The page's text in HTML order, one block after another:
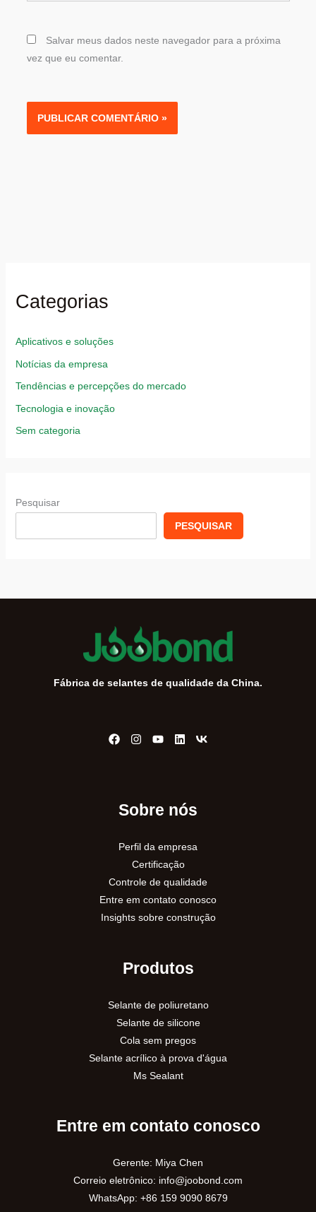
Categorias
Aplicativos e soluções
Notícias da empresa
Tendências e percepções do mercado
Tecnologia e inovação
Sem categoria
Pesquisar
PESQUISAR
Salvar meus dados neste navegador para a próxima
vez que eu comentar.
Fábrica de selantes de qualidade da China.
Sobre nós
Perfil da empresa
Certificação
Controle de qualidade
Entre em contato conosco
Insights sobre construção
Produtos
Selante de poliuretano
Selante de silicone
Cola sem pregos
Selante acrílico à prova d'água
Ms Sealant
Entre em contato conosco
Gerente: Miya Chen
Correio eletrônico: info@joobond.com
WhatsApp: +86 159 9090 8679